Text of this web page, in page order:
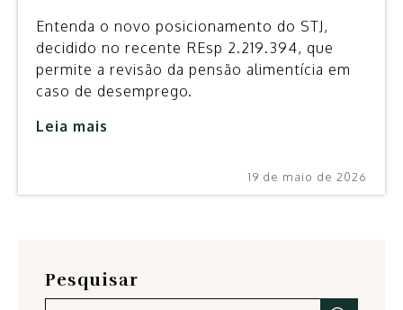
Entenda o novo posicionamento do STJ,
decidido no recente REsp 2.219.394, que
permite a revisão da pensão alimentícia em
caso de desemprego.
Leia mais
19 de maio de 2026
Pesquisar